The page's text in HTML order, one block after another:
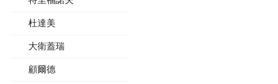
杜達美
大衛蓋瑞
顧爾德